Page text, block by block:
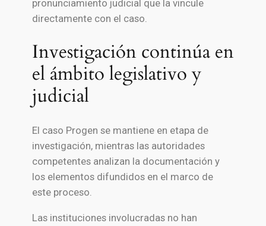
pronunciamiento judicial que la vincule
directamente con el caso.
Investigación continúa en
el ámbito legislativo y
judicial
El caso Progen se mantiene en etapa de
investigación, mientras las autoridades
competentes analizan la documentación y
los elementos difundidos en el marco de
este proceso.
Las instituciones involucradas no han